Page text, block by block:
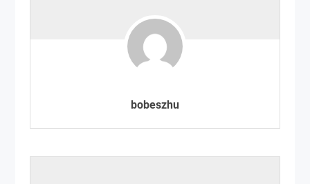
bobeszhu